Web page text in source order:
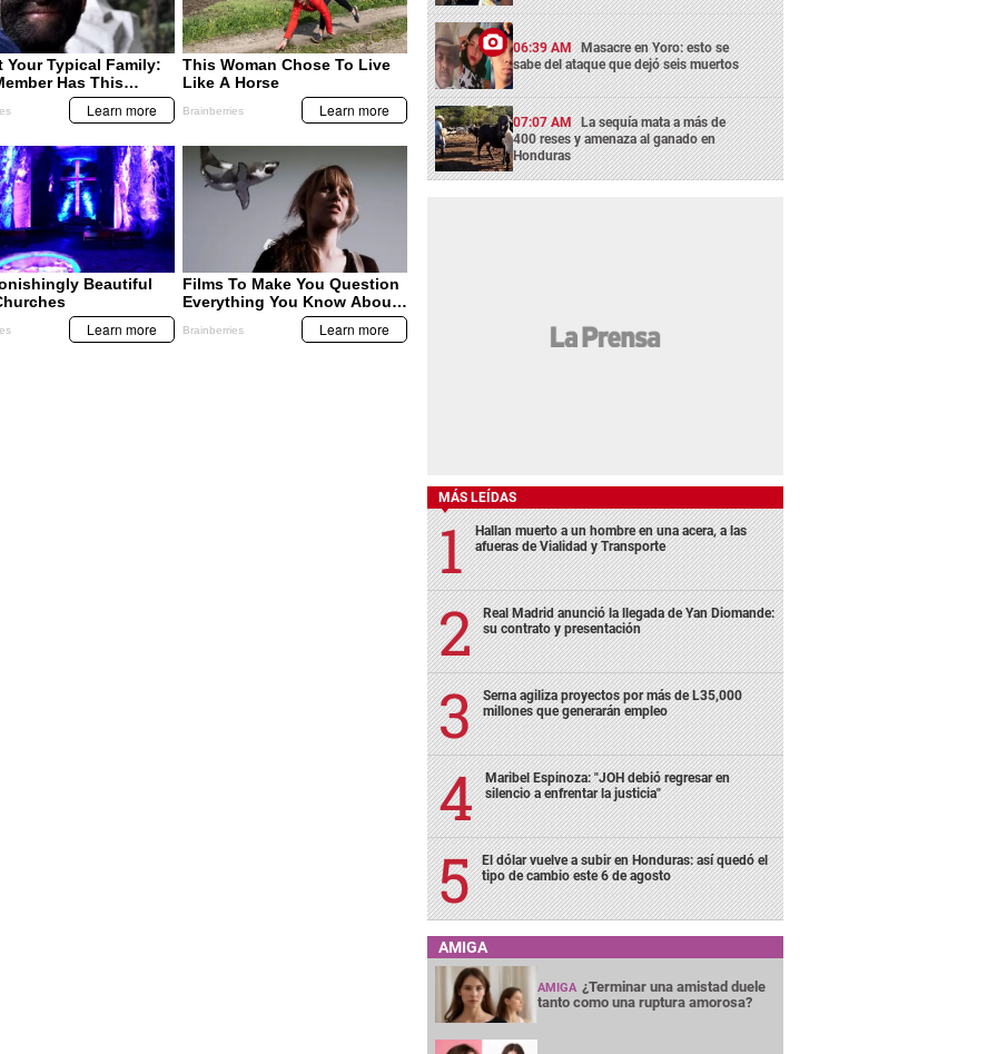
06:39 AM Masacre en Yoro: esto se
sabe del ataque que dejó seis muertos
07:07 AM La sequía mata a más de
400 reses y amenaza al ganado en
Honduras
MÁS LEÍDAS
Hallan muerto a un hombre en una acera, a las
afueras de Vialidad y Transporte
Real Madrid anunció la llegada de Yan Diomande:
su contrato y presentación
Serna agiliza proyectos por más de L35,000
millones que generarán empleo
Maribel Espinoza: "JOH debió regresar en
silencio a enfrentar la justicia"
El dólar vuelve a subir en Honduras: así quedó el
tipo de cambio este 6 de agosto
AMIGA
AMIGA ¿Terminar una amistad duele
tanto como una ruptura amorosa?